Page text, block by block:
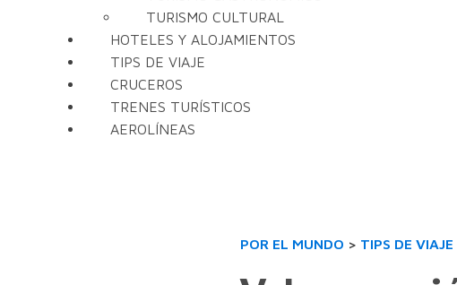
TURISMO CULTURAL
HOTELES Y ALOJAMIENTOS
TIPS DE VIAJE
CRUCEROS
TRENES TURÍSTICOS
AEROLÍNEAS
POR EL MUNDO > TIPS DE VIAJE